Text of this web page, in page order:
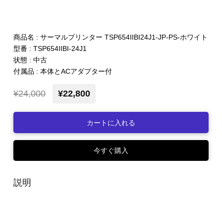
商品名 : サーマルプリンター TSP654IIBI24J1-JP-PS-ホワイト
型番 : TSP654IIBI-24J1
状態 : 中古
付属品 : 本体とACアダプター付
¥24,000 ¥22,800
カートに入れる
今すぐ購入
説明